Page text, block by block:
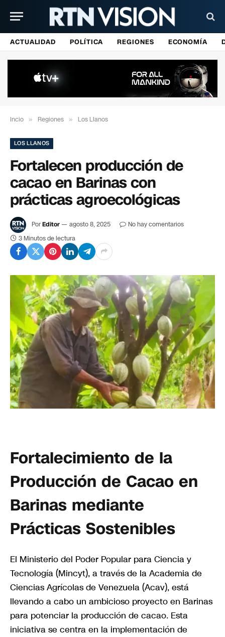
ACTUALIDAD POLÍTICA REGIONES ECONOMÍA
Incio » Regiones » Los Llanos
LOS LLANOS
Fortalecen producción de
cacao en Barinas con
prácticas agroecológicas
PorEditor agosto 8, 2025
No hay comentarios
3 Minutos de lectura
Fortalecimiento de la
Producción de Cacao en
Barinas mediante
Prácticas Sostenibles
El Ministerio del Poder Popular para Ciencia y
Tecnología (Mincyt), a través de la Academia de
Ciencias Agrícolas de Venezuela (Acav), está
llevando a cabo un ambicioso proyecto en Barinas
para potenciar la producción de cacao. Esta
iniciativa se centra en la implementación de